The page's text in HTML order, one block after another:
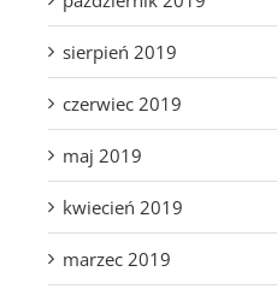
sierpień 2019
czerwiec 2019
maj 2019
kwiecień 2019
marzec 2019